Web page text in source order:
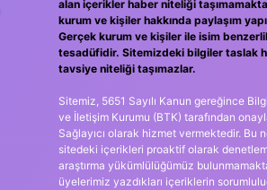
alan içerikler haber niteliği
kurum ve kişiler hakkında paylaşım
Gerçek kurum ve kişiler ile isim
tesadüfidir. Sitemizdeki bilgiler taslak
tavsiye niteliği taşımazlar.
Sitemiz, 5651 Sayılı Kanun gereğince
ve İletişim Kurumu (BTK) tarafından
Sağlayıcı olarak hizmet vermektedir. Bu
sitedeki içerikleri proaktif olarak
araştırma yükümlülüğümüz
üyelerimiz yazdıkları içeriklerin